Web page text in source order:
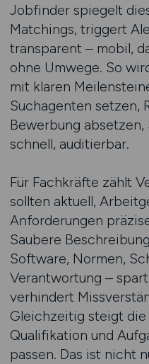
Jobfinder spiegelt
Matchings, triggert
transparent – mobil,
ohne Umwege. So
mit klaren
Suchagenten setzen,
Bewerbung
schnell, auditierbar.
Für Fachkräfte zählt
sollten aktuell,
Anforderungen
Saubere
Software, Normen,
Verantwortung –
verhindert
Gleichzeitig steigt die
Qualifikation und
passen. Das ist nicht